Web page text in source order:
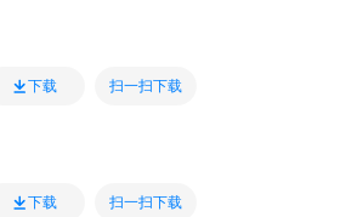
下载 扫一扫下载
下载 扫一扫下载